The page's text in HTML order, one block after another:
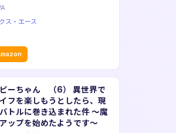
ス・エース
ーちゃん （6） 異世界で
フを楽しもうとしたら、現
トルに巻き込まれた件 〜魔
ップを始めたようです〜